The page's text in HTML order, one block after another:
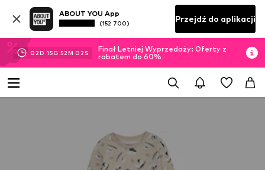
ABOUT YOU App
(152 700) Przejdź do aplikacji
02D 15G 52M 02 S
Finał Letniej Wyprzedaży: Oferty z
rabatem do 60%